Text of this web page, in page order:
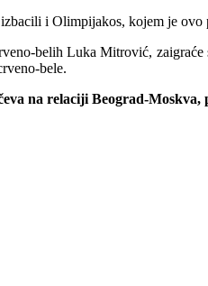
i Olimpijakos, kojem je
belih Luka Mitrović,
bele.
na relaciji Beograd-